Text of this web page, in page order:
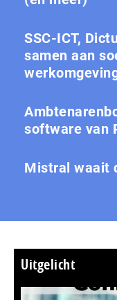
SSC-ICT,
samen aan
software van
Mistral waait
Uitgelicht